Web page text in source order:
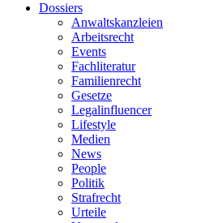
Dossiers
Anwaltskanzleien
Arbeitsrecht
Events
Fachliteratur
Familienrecht
Gesetze
Legalinfluencer
Lifestyle
Medien
News
People
Politik
Strafrecht
Urteile